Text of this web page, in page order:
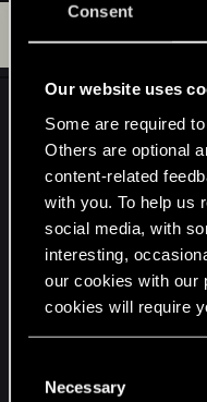
Consent
Our website uses
Some are required
Others are optional
content-related
with you. To help us
social media, with
interesting,
our cookies with our
cookies will require
and tweak your
Necessary
i
s
Y yars090297
запуске игра
если зайти в
полноэкранный
игра запускается
на обоих DirectX .
Конфа AMD
AMD Ryzen 5800h
1tb SSD